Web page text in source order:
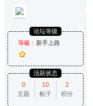
论坛等级
等級： 新手上路
活跃状态
0
主题
10
帖子
2
积分